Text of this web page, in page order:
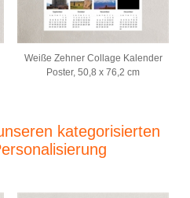
Weiße Zehner Collage Kalender
Poster, 50,8 x 76,2 cm
kategorisierten